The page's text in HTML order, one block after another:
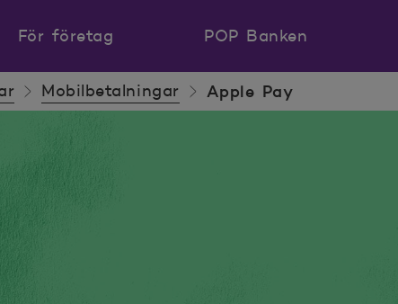
För företag POP Banken
Mobilbetalningar Apple Pay